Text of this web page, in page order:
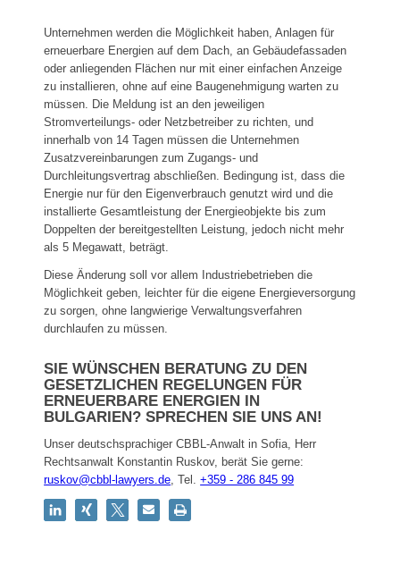
Unternehmen werden die Möglichkeit haben, Anlagen für
erneuerbare Energien auf dem Dach, an Gebäudefassaden
oder anliegenden Flächen nur mit einer einfachen Anzeige
zu installieren, ohne auf eine Baugenehmigung warten zu
müssen. Die Meldung ist an den jeweiligen
Stromverteilungs- oder Netzbetreiber zu richten, und
innerhalb von 14 Tagen müssen die Unternehmen
Zusatzvereinbarungen zum Zugangs- und
Durchleitungsvertrag abschließen. Bedingung ist, dass die
Energie nur für den Eigenverbrauch genutzt wird und die
installierte Gesamtleistung der Energieobjekte bis zum
Doppelten der bereitgestellten Leistung, jedoch nicht mehr
als 5 Megawatt, beträgt.
Diese Änderung soll vor allem Industriebetrieben die
Möglichkeit geben, leichter für die eigene Energieversorgung
zu sorgen, ohne langwierige Verwaltungsverfahren
durchlaufen zu müssen.
SIE WÜNSCHEN BERATUNG ZU DEN
GESETZLICHEN REGELUNGEN FÜR
ERNEUERBARE ENERGIEN IN
BULGARIEN? SPRECHEN SIE UNS AN!
Unser deutschsprachiger CBBL-Anwalt in Sofia, Herr
Rechtsanwalt Konstantin Ruskov, berät Sie gerne:
ruskov@cbbl-lawyers.de ,Tel.+359 - 286 845 99